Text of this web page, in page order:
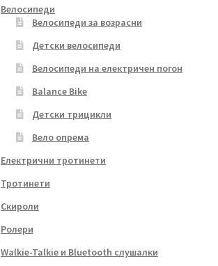
Велосипеди
Велосипеди за возрасни
Детски велосипеди
Велосипеди на електричен погон
Balance Bike
Детски трицикли
Вело опрема
Електрични тротинети
Тротинети
Скироли
Ролери
Walkie-Talkie и Bluetooth слушалки